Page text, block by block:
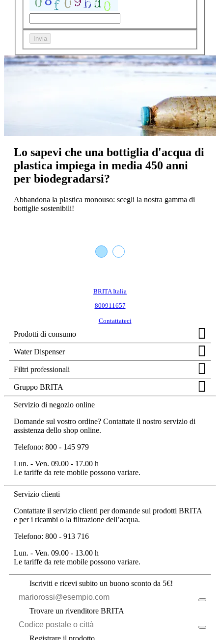
Invia
Lo sapevi che una bottiglia d'acqua di
plastica impiega in media 450 anni
per biodegradarsi?
Abbandona la plastica monouso: scegli la nostra gamma di
bottiglie sostenibili!
BRITA Italia
800911657
Contattateci
Prodotti di consumo
Water Dispenser
Filtri professionali
Gruppo BRITA
Servizio di negozio online
Domande sul vostro ordine? Contattate il nostro servizio di
assistenza dello shop online.
Telefono: 800 - 145 979
Lun. - Ven. 09.00 - 17.00 h
Le tariffe da rete mobile possono variare.
Servizio clienti
Contattate il servizio clienti per domande sui prodotti BRITA
e per i ricambi o la filtrazione dell’acqua.
Telefono: 800 - 913 716
Lun. - Ven. 09.00 - 13.00 h
Le tariffe da rete mobile possono variare.
Iscriviti e ricevi subito un buono sconto da 5€!
Trovare un rivenditore BRITA